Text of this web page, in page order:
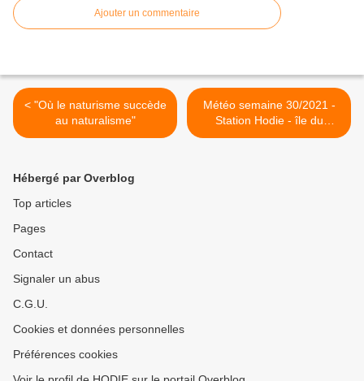
Ajouter un commentaire
< "Où le naturisme succède
au naturalisme"
Météo semaine 30/2021 -
Station Hodie - île du
Levant >
Hébergé par Overblog
Top articles
Pages
Contact
Signaler un abus
C.G.U.
Cookies et données personnelles
Préférences cookies